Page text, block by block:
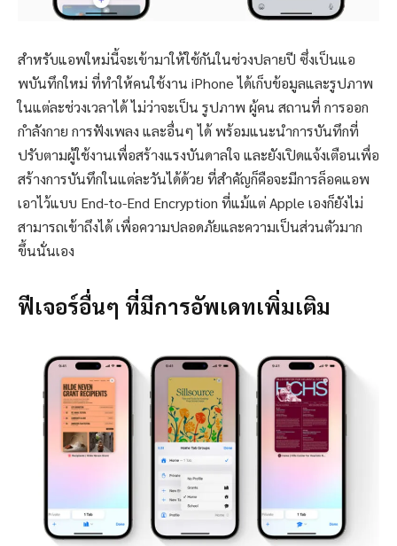
สำหรับแอพใหม่นี้จะเข้ามาให้ใช้กันในช่วงปลายปี ซึ่งเป็นแอ
พบันทึกใหม่ ที่ทำให้คนใช้งาน iPhone ได้เก็บข้อมูลและรูปภาพ
ในแต่ละช่วงเวลาได้ ไม่ว่าจะเป็น รูปภาพ ผู้คน สถานที่ การออก
กำลังกาย การฟังเพลง และอื่นๆ ได้ พร้อมแนะนำการบันทึกที่
ปรับตามผู้ใช้งานเพื่อสร้างแรงบันดาลใจ และยังเปิดแจ้งเตือนเพื่อ
สร้างการบันทึกในแต่ละวันได้ด้วย ที่สำคัญก็คือจะมีการล็อคแอพ
เอาไว้แบบ End-to-End Encryption ที่แม้แต่ Apple เองก็ยังไม่
สามารถเข้าถึงได้ เพื่อความปลอดภัยและความเป็นส่วนตัวมาก
ขึ้นนั่นเอง
ฟีเจอร์อื่นๆ ที่มีการอัพเดทเพิ่มเติม